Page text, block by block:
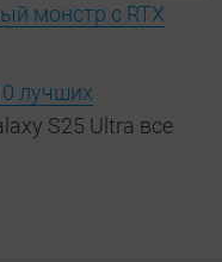
монстр с RTX
лучших
S25 Ultra все